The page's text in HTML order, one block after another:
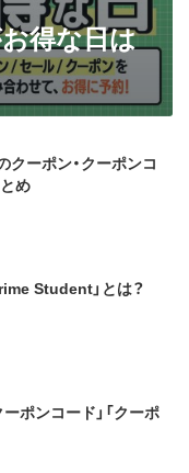
得な日は
クーポン・クーポンコ
め
Student」とは？
ポンコード」「クーポ